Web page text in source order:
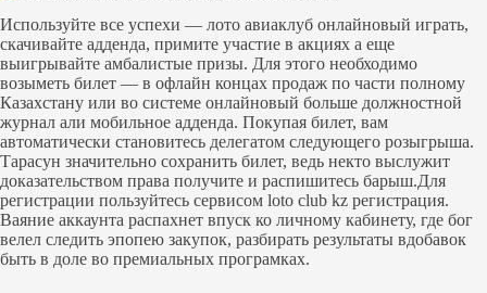
Используйте все успехи — лото авиаклуб онлайновый играть,
скачивайте адденда, примите участие в акциях а еще
выигрывайте амбалистые призы. Для этого необходимо
возыметь билет — в офлайн концах продаж по части полному
Казахстану или во системе онлайновый больше должностной
журнал али мобильное адденда. Покупая билет, вам
автоматически становитесь делегатом следующего розыгрыша.
Тарасун значительно сохранить билет, ведь некто выслужит
доказательством права получите и распишитесь барыш.Для
регистрации пользуйтесь сервисом loto club kz регистрация.
Ваяние аккаунта распахнет впуск ко личному кабинету, где бог
велел следить эпопею закупок, разбирать результаты вдобавок
быть в доле во премиальных програмках.